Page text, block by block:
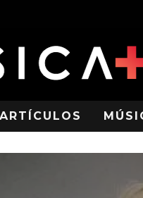
ARTÍCULOS